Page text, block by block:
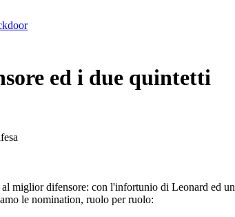
ed i due quintetti
miglior difensore: con l'infortunio di Leonard ed un
le nomination, ruolo per ruolo: